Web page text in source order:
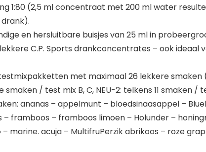
1:80 (2,5 ml concentraat met 200 ml water
en hersluitbare buisjes van 25 ml in
C.P. Sports drankconcentrates – ook
met maximaal 26 lekkere
smaken / test mix B, C, NEU-2: telkens 11 smaken /
ananas – appelmunt – bloedsinaasappel –
framboos – framboos limoen – Holunder –
marine. acuja – MultifruPerzik abrikoos – roze